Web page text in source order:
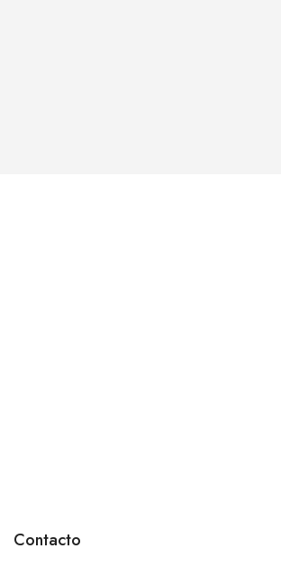
Contacto